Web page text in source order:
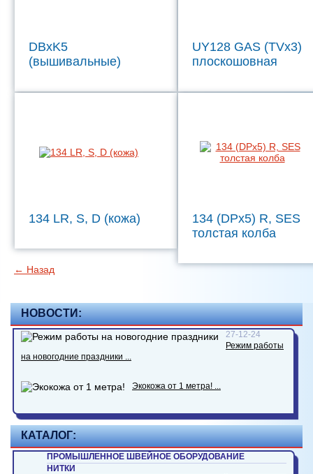
НОВОСТИ:
27-12-24
Режим работы
на новогодние праздники ...
Экокожа от 1 метра! ...
КАТАЛОГ:
ПРОМЫШЛЕННОЕ ШВЕЙНОЕ ОБОРУДОВАНИЕ
НИТКИ
DBxK5
(вышивальные)
UY128 GAS (TVx3)
плоскошовная
134 LR, S, D (кожа)
134 (DPx5) R, SES
толстая колба
← Назад